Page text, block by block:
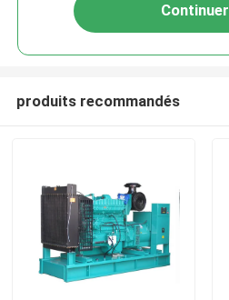
Continuer
produits recommandés